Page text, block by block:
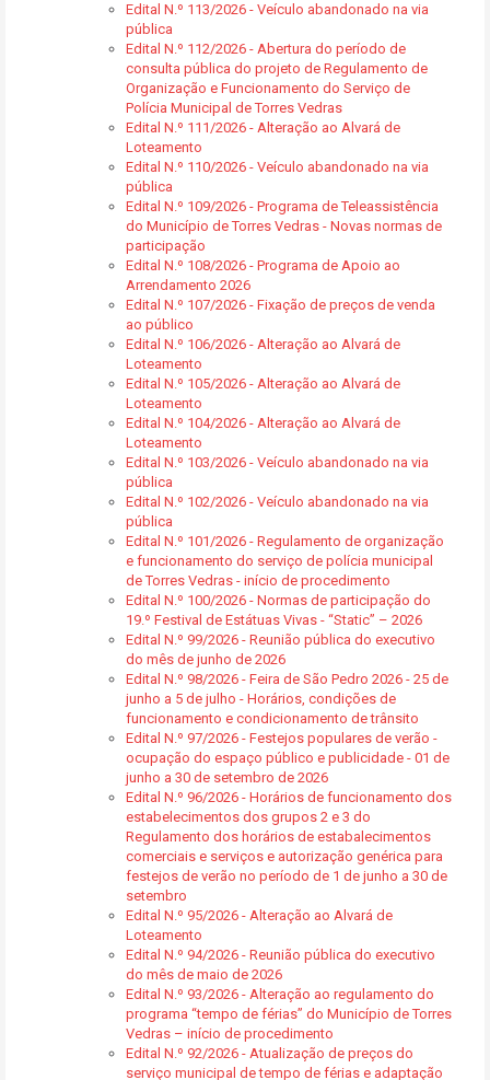
Edital N.º 113/2026 - Veículo abandonado na via
pública
Edital N.º 112/2026 - Abertura do período de
consulta pública do projeto de Regulamento de
Organização e Funcionamento do Serviço de
Polícia Municipal de Torres Vedras
Edital N.º 111/2026 - Alteração ao Alvará de
Loteamento
Edital N.º 110/2026 - Veículo abandonado na via
pública
Edital N.º 109/2026 - Programa de Teleassistência
do Município de Torres Vedras - Novas normas de
participação
Edital N.º 108/2026 - Programa de Apoio ao
Arrendamento 2026
Edital N.º 107/2026 - Fixação de preços de venda
ao público
Edital N.º 106/2026 - Alteração ao Alvará de
Loteamento
Edital N.º 105/2026 - Alteração ao Alvará de
Loteamento
Edital N.º 104/2026 - Alteração ao Alvará de
Loteamento
Edital N.º 103/2026 - Veículo abandonado na via
pública
Edital N.º 102/2026 - Veículo abandonado na via
pública
Edital N.º 101/2026 - Regulamento de organização
e funcionamento do serviço de polícia municipal
de Torres Vedras - início de procedimento
Edital N.º 100/2026 - Normas de participação do
19.º Festival de Estátuas Vivas - “Static” – 2026
Edital N.º 99/2026 - Reunião pública do executivo
do mês de junho de 2026
Edital N.º 98/2026 - Feira de São Pedro 2026 - 25 de
junho a 5 de julho - Horários, condições de
funcionamento e condicionamento de trânsito
Edital N.º 97/2026 - Festejos populares de verão -
ocupação do espaço público e publicidade - 01 de
junho a 30 de setembro de 2026
Edital N.º 96/2026 - Horários de funcionamento dos
estabelecimentos dos grupos 2 e 3 do
Regulamento dos horários de estabalecimentos
comerciais e serviços e autorização genérica para
festejos de verão no período de 1 de junho a 30 de
setembro
Edital N.º 95/2026 - Alteração ao Alvará de
Loteamento
Edital N.º 94/2026 - Reunião pública do executivo
do mês de maio de 2026
Edital N.º 93/2026 - Alteração ao regulamento do
programa “tempo de férias” do Município de Torres
Vedras – início de procedimento
Edital N.º 92/2026 - Atualização de preços do
serviço municipal de tempo de férias e adaptação